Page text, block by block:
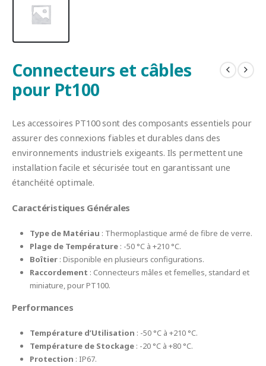
Connecteurs et câbles
pour Pt100
Les accessoires PT100 sont des composants essentiels pour
assurer des connexions fiables et durables dans des
environnements industriels exigeants. Ils permettent une
installation facile et sécurisée tout en garantissant une
étanchéité optimale.
Caractéristiques Générales
Type de Matériau : Thermoplastique armé de fibre de verre.
Plage de Température: -50 °C à +210 °C.
Boîtier: Disponible en plusieurs configurations.
Raccordement : Connecteurs mâles et femelles, standard et
miniature, pour PT100.
Performances
Température d’Utilisation : -50 °C à +210 °C.
Température de Stockage: -20 °C à +80 °C.
Protection : IP67.